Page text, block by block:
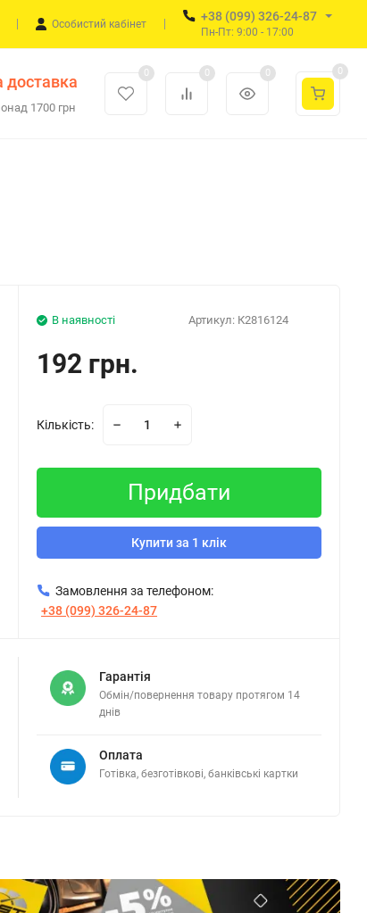
Особистий кабінет
+38 (099) 326-24-87
Пн-Пт: 9:00 - 17:00
доставка
1700 грн
0 0 0 0
Артикул: К2816124
В наявності
192 грн.
Кількість:
Придбати
Купити за 1 клік
Замовлення за телефоном:
+38 (099) 326-24-87
Гарантія
Обмін/повернення товару протягом 14
днів
Оплата
Готівка, безготівкові, банківські картки